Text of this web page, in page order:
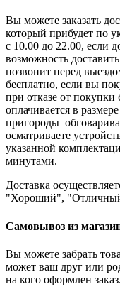
Вы можете заказать
который прибудет по
с 10.00 до 22.00, если
возможность
позвонит перед
бесплатно, если вы
при отказе от
оплачивается в
пригороды
осматриваете
указанной
минутами.
Доставка
"Хороший",
Самовывоз из
Вы можете забрать
может ваш друг или
на кого оформлен заказ.